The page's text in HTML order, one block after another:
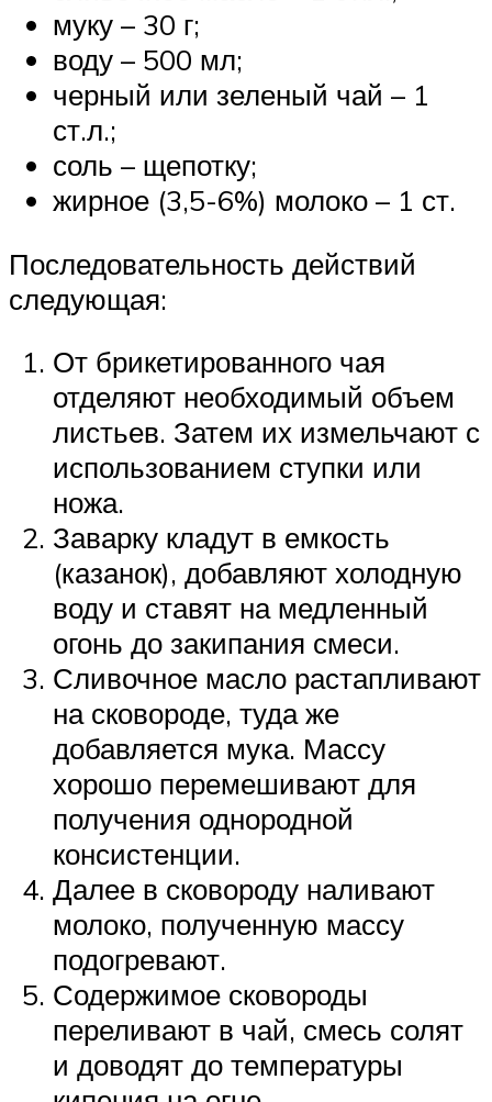
муку – 30 г;
воду – 500 мл;
черный или зеленый чай – 1
ст.л.;
соль – щепотку;
жирное (3,5-6%) молоко – 1 ст.
Последовательность действий
следующая:
От брикетированного чая
отделяют необходимый объем
листьев. Затем их измельчают с
использованием ступки или
ножа.
Заварку кладут в емкость
(казанок), добавляют холодную
воду и ставят на медленный
огонь до закипания смеси.
Сливочное масло растапливают
на сковороде, туда же
добавляется мука. Массу
хорошо перемешивают для
получения однородной
консистенции.
Далее в сковороду наливают
молоко, полученную массу
подогревают.
Содержимое сковороды
переливают в чай, смесь солят
и доводят до температуры